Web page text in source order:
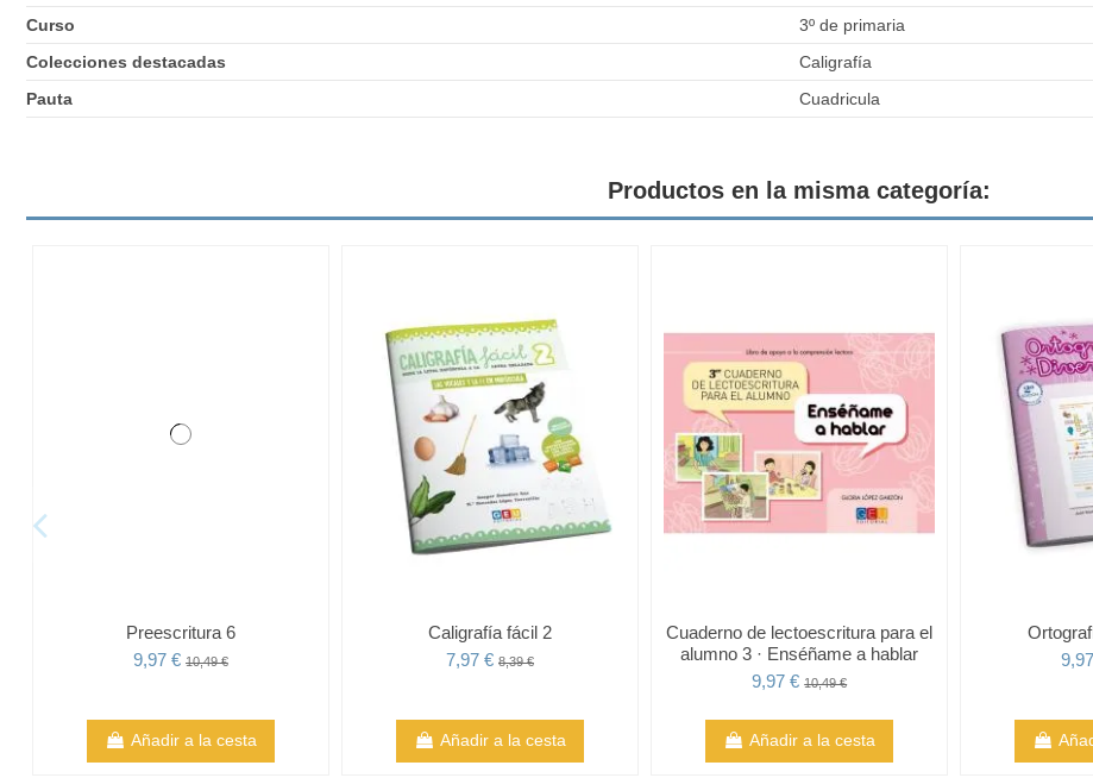
Curso
3º de primaria
Colecciones destacadas
Caligrafía
Pauta
Cuadricula
Productos en la misma categoría:
Preescritura 6
9,97 € 10,49 €
Añadir a la cesta
Caligrafía fácil 2
7,97 € 8,39 €
Añadir a la cesta
Cuaderno de lectoescritura para el
alumno 3 · Enséñame a hablar
9,97 €10,49 €
Añadir a la cesta